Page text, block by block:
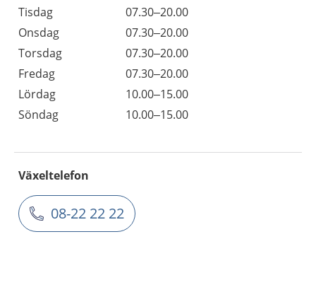
Tisdag
07.30–20.00
Onsdag
07.30–20.00
Torsdag
07.30–20.00
Fredag
07.30–20.00
Lördag
10.00–15.00
Söndag
10.00–15.00
Växeltelefon
08-22 22 22